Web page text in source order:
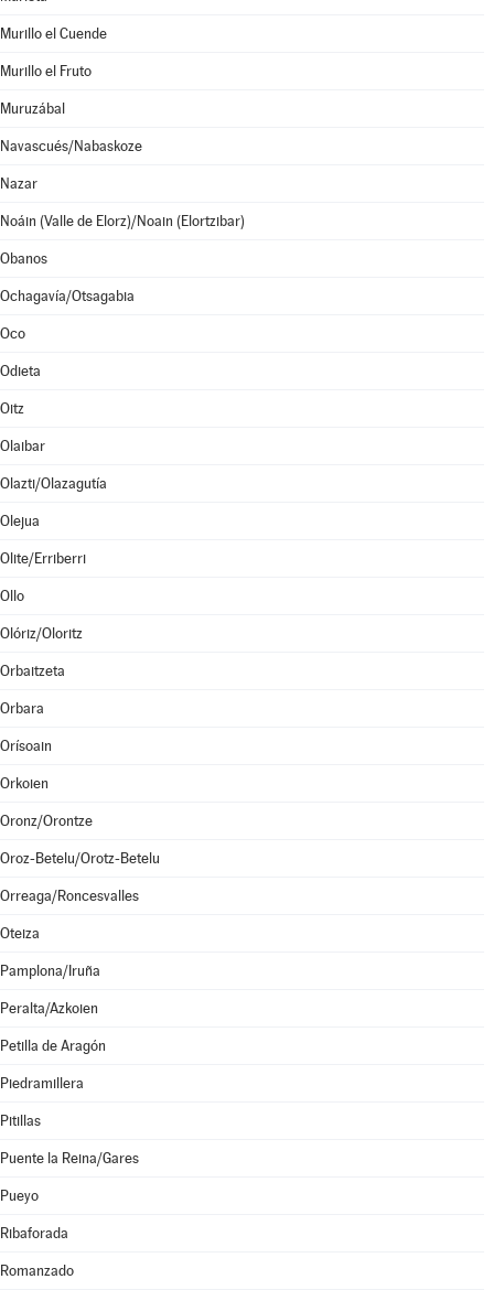
Murillo el Cuende
Murillo el Fruto
Muruzábal
Navascués/Nabaskoze
Nazar
Noáin (Valle de Elorz)/Noain (Elortzibar)
Obanos
Ochagavía/Otsagabia
Oco
Odieta
Oitz
Olaibar
Olazti/Olazagutía
Olejua
Olite/Erriberri
Ollo
Olóriz/Oloritz
Orbaitzeta
Orbara
Orísoain
Orkoien
Oronz/Orontze
Oroz-Betelu/Orotz-Betelu
Orreaga/Roncesvalles
Oteiza
Pamplona/Iruña
Peralta/Azkoien
Petilla de Aragón
Piedramillera
Pitillas
Puente la Reina/Gares
Pueyo
Ribaforada
Romanzado